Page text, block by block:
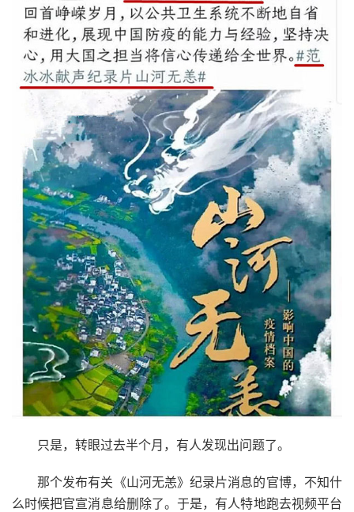
只是，转眼过去半个月，有人发现出问题了。
那个发布有关《山河无恙》纪录片消息的官博，不知什
么时候把官宣消息给删除了。于是，有人特地跑去视频平台